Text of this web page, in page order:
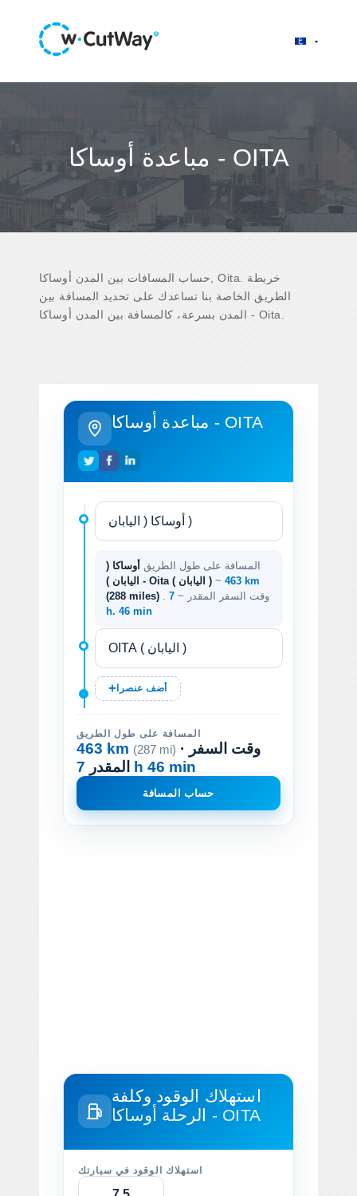
مباعدة أوساكا - OITA
حساب المسافات بين المدن أوساكا, Oita. خريطة
الطريق الخاصة بنا تساعدك على تحديد المسافة بين
المدن بسرعة، كالمسافة بين المدن أوساكا - Oita.
مباعدة أوساكا - OITA
المسافة على طول الطريق أوساكا (
اليابان ) - Oita ( اليابان ) ~
463 km
(288 miles)
. وقت السفر المقدر ~ 7
h. 46 min
أضف عنصرا
المسافة على طول الطريق
463 km (287 mi) · وقت السفر
المقدر 7 h 46 min
حساب المسافة
استهلاك الوقود وكلفة
الرحلة أوساكا - OITA
استهلاك الوقود في سيارتك